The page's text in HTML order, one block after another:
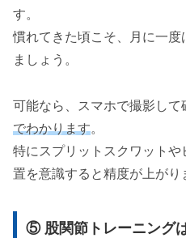
す。
慣れてきた頃こそ、月に一
ましょう。
可能なら、スマホで撮影して
でわかります。
特にスプリットスクワット
置を意識すると精度が上がり
⑤ 股関節トレーニング